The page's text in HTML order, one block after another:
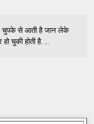
चुपके से आती है जान लेके
चुकी होती है. ...